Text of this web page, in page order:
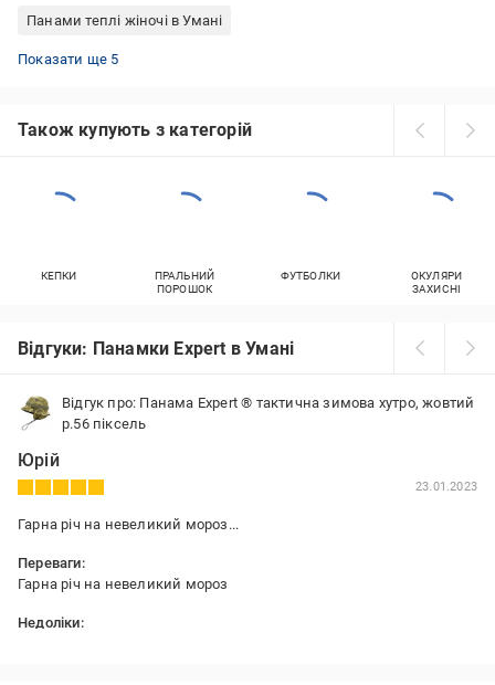
Панами теплі жіночі в Умані
Панами жіночі літні в Умані
Панами чоловічі літні в Умані
Зимові панами чоловічі в Умані
Панами зимові жіночі в Умані
Панами чорні чоловічі в Умані
Показати ще 5
Також купують з категорій
КЕПКИ
ПРАЛЬНИЙ
ПОРОШОК
ФУТБОЛКИ
ОКУЛЯРИ
ЗАХИСНІ
Відгуки: Панамки Expert в Умані
Відгук про: Панама Expert ® тактична зимова хутро, жовтий
р.56 піксель
Юрій
23.01.2023
Гарна річ на невеликий мороз...
Переваги:
Гарна річ на невеликий мороз
Недоліки: